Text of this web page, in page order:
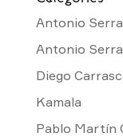
Antonio
Antonio
Diego
Kamala
Pablo Martín